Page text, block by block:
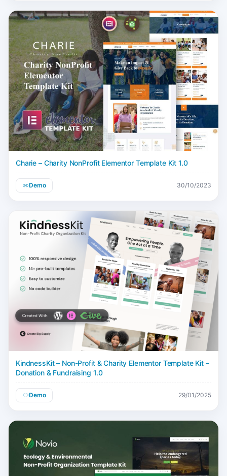
Charie – Charity NonProfit Elementor Template Kit 1.0
Demo 30/10/2023
KindnessKit – Non-Profit & Charity Elementor Template Kit –
Donation & Fundraising 1.0
Demo 29/01/2025